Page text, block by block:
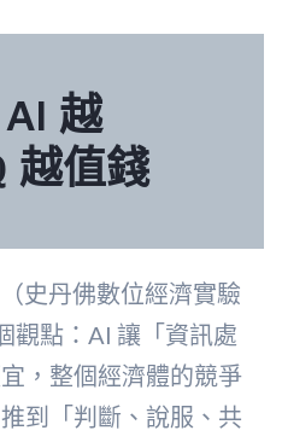
越
越值錢
史丹佛數位經濟實驗
觀點：AI 讓「資訊處
，整個經濟體的競爭
到「判斷、說服、共